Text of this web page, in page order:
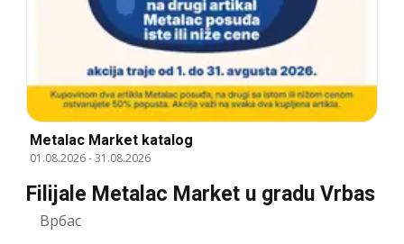
Metalac Market katalog
01.08.2026-31.08.2026
Filijale Metalac Market u gradu Vrbas
Врбас